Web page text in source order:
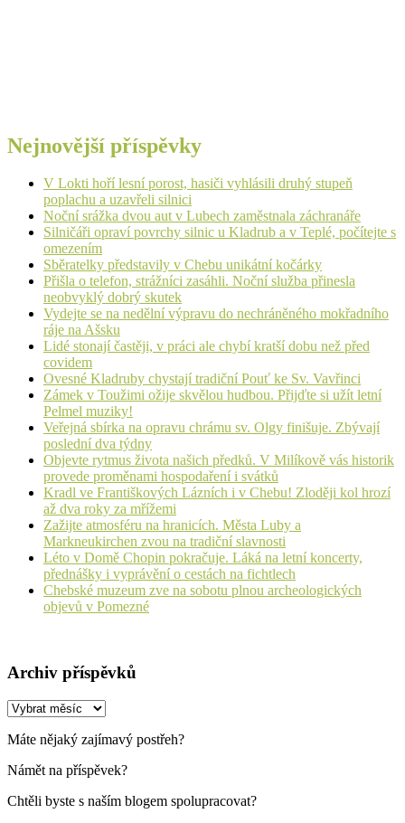
Nejnovější příspěvky
V Lokti hoří lesní porost, hasiči vyhlásili druhý stupeň
poplachu a uzavřeli silnici
Noční srážka dvou aut v Lubech zaměstnala záchranáře
Silničáři opraví povrchy silnic u Kladrub a v Teplé, počítejte s
omezením
Sběratelky představily v Chebu unikátní kočárky
Přišla o telefon, strážníci zasáhli. Noční služba přinesla
neobvyklý dobrý skutek
Vydejte se na nedělní výpravu do nechráněného mokřadního
ráje na Ašsku
Lidé stonají častěji, v práci ale chybí kratší dobu než před
covidem
Ovesné Kladruby chystají tradiční Pouť ke Sv. Vavřinci
Zámek v Toužimi ožije skvělou hudbou. Přijďte si užít letní
Pelmel muziky!
Veřejná sbírka na opravu chrámu sv. Olgy finišuje. Zbývají
poslední dva týdny
Objevte rytmus života našich předků. V Milíkově vás historik
provede proměnami hospodaření i svátků
Kradl ve Františkových Lázních i v Chebu! Zloději kol hrozí
až dva roky za mřížemi
Zažijte atmosféru na hranicích. Města Luby a
Markneukirchen zvou na tradiční slavnosti
Léto v Domě Chopin pokračuje. Láká na letní koncerty,
přednášky i vyprávění o cestách na fichtlech
Chebské muzeum zve na sobotu plnou archeologických
objevů v Pomezné
Archiv příspěvků
Archiv
Máte nějaký zajímavý postřeh?
Námět na příspěvek?
Chtěli byste s naším blogem spolupracovat?